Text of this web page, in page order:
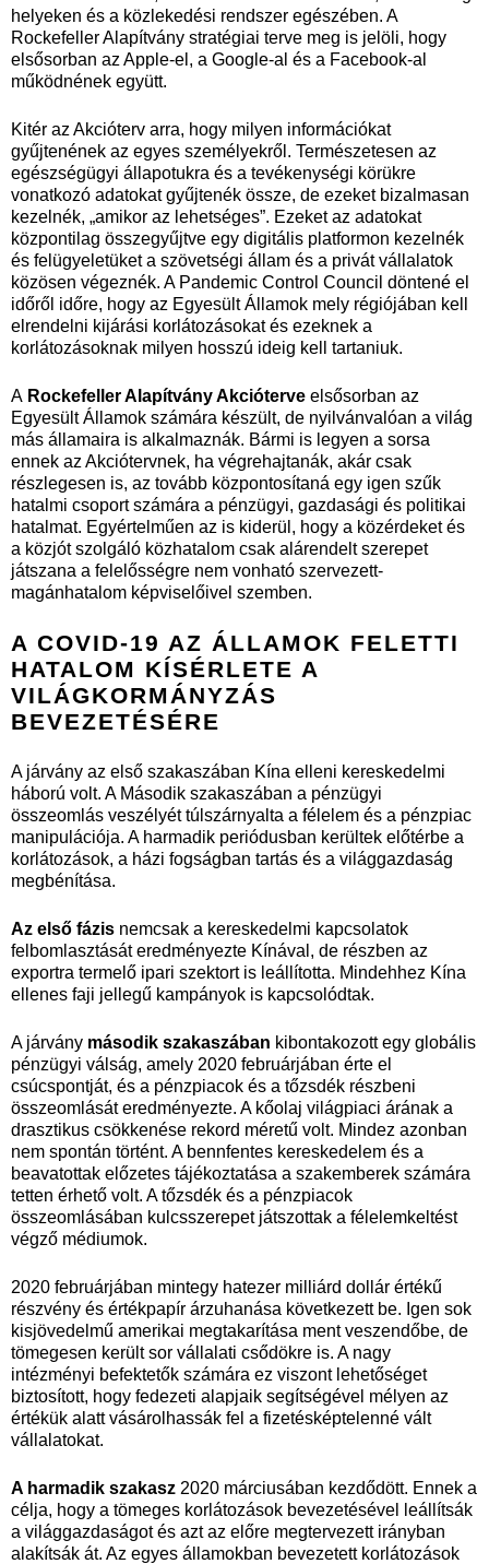
helyeken és a közlekedési rendszer egészében. A
Rockefeller Alapítvány stratégiai terve meg is jelöli, hogy
elsősorban az Apple-el, a Google-al és a Facebook-al
működnének együtt.
Kitér az Akcióterv arra, hogy milyen információkat
gyűjtenének az egyes személyekről. Természetesen az
egészségügyi állapotukra és a tevékenységi körükre
vonatkozó adatokat gyűjtenék össze, de ezeket bizalmasan
kezelnék, „amikor az lehetséges”. Ezeket az adatokat
központilag összegyűjtve egy digitális platformon kezelnék
és felügyeletüket a szövetségi állam és a privát vállalatok
közösen végeznék. A Pandemic Control Council döntené el
időről időre, hogy az Egyesült Államok mely régiójában kell
elrendelni kijárási korlátozásokat és ezeknek a
korlátozásoknak milyen hosszú ideig kell tartaniuk.
A Rockefeller Alapítvány Akcióterve elsősorban az
Egyesült Államok számára készült, de nyilvánvalóan a világ
más államaira is alkalmaznák. Bármi is legyen a sorsa
ennek az Akciótervnek, ha végrehajtanák, akár csak
részlegesen is, az tovább központosítaná egy igen szűk
hatalmi csoport számára a pénzügyi, gazdasági és politikai
hatalmat. Egyértelműen az is kiderül, hogy a közérdeket és
a közjót szolgáló közhatalom csak alárendelt szerepet
játszana a felelősségre nem vonható szervezett-
magánhatalom képviselőivel szemben.
A COVID-19 AZ ÁLLAMOK FELETTI
HATALOM KÍSÉRLETE A
VILÁGKORMÁNYZÁS
BEVEZETÉSÉRE
A járvány az első szakaszában Kína elleni kereskedelmi
háború volt. A Második szakaszában a pénzügyi
összeomlás veszélyét túlszárnyalta a félelem és a pénzpiac
manipulációja. A harmadik periódusban kerültek előtérbe a
korlátozások, a házi fogságban tartás és a világgazdaság
megbénítása.
Az első fázis nemcsak a kereskedelmi kapcsolatok
felbomlasztásáteredményezte Kínával, de részben az
exportra termelő ipari szektort is leállította. Mindehhez Kína
ellenes faji jellegű kampányok is kapcsolódtak.
A járvány második szakaszában kibontakozott egy globális
pénzügyi válság, amely 2020 februárjában érte el
csúcspontját, és a pénzpiacok és a tőzsdék részbeni
összeomlását eredményezte. A kőolaj világpiaci árának a
drasztikus csökkenése rekord méretű volt. Mindez azonban
nem spontán történt. A bennfentes kereskedelem és a
beavatottak előzetes tájékoztatása a szakemberek számára
tetten érhető volt. A tőzsdék és a pénzpiacok
összeomlásában kulcsszerepet játszottak a félelemkeltést
végző médiumok.
2020 februárjában mintegy hatezer milliárd dollár értékű
részvény és értékpapír árzuhanása következett be. Igen sok
kisjövedelmű amerikai megtakarítása ment veszendőbe, de
tömegesen került sor vállalati csődökre is. A nagy
intézményi befektetők számára ez viszont lehetőséget
biztosított, hogy fedezeti alapjaik segítségével mélyen az
értékük alatt vásárolhassák fel a fizetésképtelenné vált
vállalatokat.
A harmadik szakasz 2020 márciusában kezdődött. Ennek a
célja, hogy a tömeges korlátozások bevezetésével leállítsák
a világgazdaságot és azt az előre megtervezett irányban
alakítsák át. Az egyes államokban bevezetett korlátozások